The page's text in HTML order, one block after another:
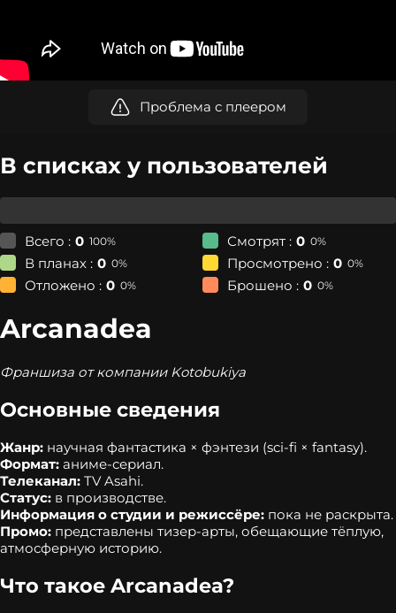
Проблема с плеером
В списках у пользователей
Всего : 0 100% Смотрят : 0 0%
В планах : 0 0% Просмотрено : 0 0%
Отложено : 0 0% Брошено : 0 0%
Arcanadea
Франшиза от компании Kotobukiya
Основные сведения
Жанр: научная фантастика × фэнтези (sci‑fi × fantasy).
Формат: аниме‑сериал.
Телеканал: TV Asahi.
Статус: в производстве.
Информация о студии и режиссёре: пока не раскрыта.
Промо: представлены тизер‑арты, обещающие тёплую,
атмосферную историю.
Что такое Arcanadea?